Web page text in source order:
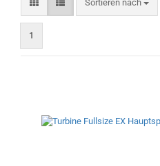
Sortieren nach
1